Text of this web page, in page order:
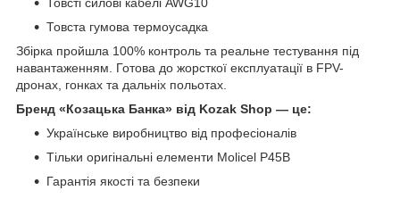
Товста гумова термоусадка
Збірка пройшла 100% контроль та реальне тестування під
навантаженням. Готова до жорсткої експлуатації в FPV-
дронах, гонках та дальніх польотах.
Бренд «Козацька Банка» від Kozak Shop — це:
Українське виробництво від професіоналів
Тільки оригінальні елементи Molicel P45B
Гарантія якості та безпеки